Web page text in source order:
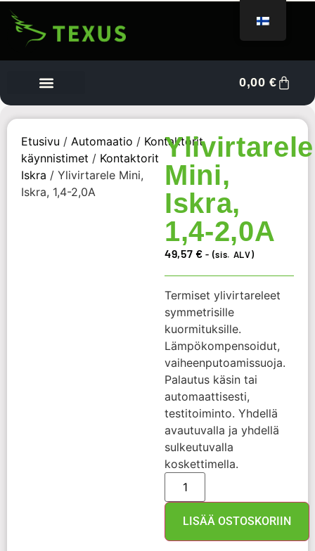
0,00€
Etusivu / Automaatio / Kontaktorit,
käynnistimet / Kontaktorit
Iskra / Ylivirtarele Mini,
Iskra, 1,4-2,0A
Ylivirtarele
Mini,
Iskra,
1,4-2,0A
49,57 € - (sis. ALV)
Termiset ylivirtareleet
symmetrisille
kuormituksille.
Lämpökompensoidut,
vaiheenputoamissuoja.
Palautus käsin tai
automaattisesti,
testitoiminto. Yhdellä
avautuvalla ja yhdellä
sulkeutuvalla
koskettimella.
LISÄÄ OSTOSKORIIN